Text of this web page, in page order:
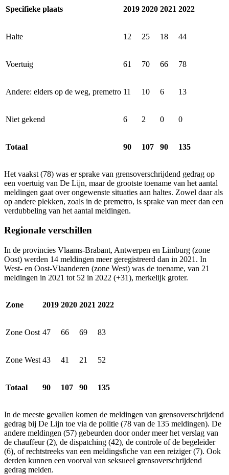
Specifieke plaats 2019 2020 2021 2022
Halte 12 25 18 44
Voertuig 61 70 66 78
Andere: elders op de weg, premetro 11 10 6 13
Niet gekend 6 2 0 0
Totaal 90 107 90 135
Het vaakst (78) was er sprake van grensoverschrijdend gedrag op
een voertuig van De Lijn, maar de grootste toename van het aantal
meldingen gaat over ongewenste situaties aan haltes. Zowel daar als
op andere plekken, zoals in de premetro, is sprake van meer dan een
verdubbeling van het aantal meldingen.
Regionale verschillen
In de provincies Vlaams-Brabant, Antwerpen en Limburg (zone
Oost) werden 14 meldingen meer geregistreerd dan in 2021. In
West- en Oost-Vlaanderen (zone West) was de toename, van 21
meldingen in 2021 tot 52 in 2022 (+31), merkelijk groter.
Zone 2019 2020 2021 2022
Zone Oost 47 66 69 83
Zone West 43 41 21 52
Totaal 90 107 90 135
In de meeste gevallen komen de meldingen van grensoverschrijdend
gedrag bij De Lijn toe via de politie (78 van de 135 meldingen). De
andere meldingen (57) gebeurden door onder meer het verslag van
de chauffeur (2), de dispatching (42), de controle of de begeleider
(6), of rechtstreeks van een meldingsfiche van een reiziger (7). Ook
derden kunnen een voorval van seksueel grensoverschrijdend
gedrag melden.